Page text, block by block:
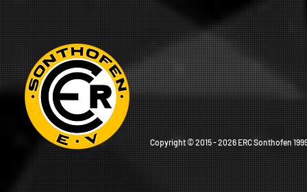
Copyright © 2015 - 2026 ERC Sonthofen